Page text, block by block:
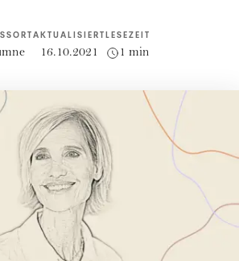
AKTUALISIERT
16.10.2021
LESEZEIT
1 min